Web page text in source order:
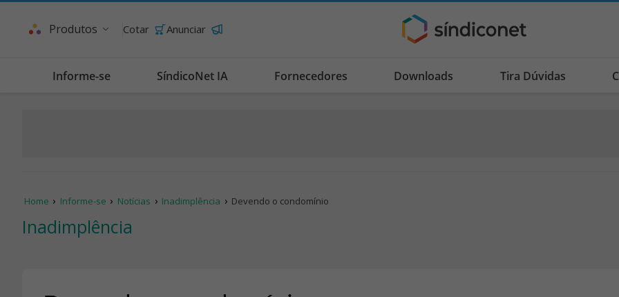
Produtos Cotar Anunciar
Informe-se SíndicoNet IA Fornecedores Downloads Tira Dúvidas
Home Informe-se Notícias Inadimplência Devendo o condomínio
Inadimplência